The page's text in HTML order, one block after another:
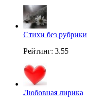
Стихи без рубрики
Рейтинг: 3.55
Любовная лирика